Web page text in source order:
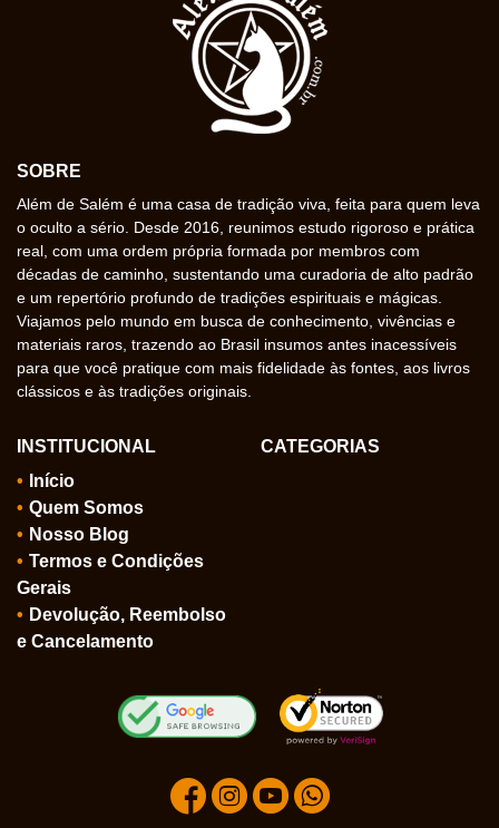
SOBRE
Além de Salém é uma casa de tradição viva, feita para quem leva
o oculto a sério. Desde 2016, reunimos estudo rigoroso e prática
real, com uma ordem própria formada por membros com
décadas de caminho, sustentando uma curadoria de alto padrão
e um repertório profundo de tradições espirituais e mágicas.
Viajamos pelo mundo em busca de conhecimento, vivências e
materiais raros, trazendo ao Brasil insumos antes inacessíveis
para que você pratique com mais fidelidade às fontes, aos livros
clássicos e às tradições originais.
INSTITUCIONAL
Início
Quem Somos
Nosso Blog
Termos e Condições
Gerais
Devolução, Reembolso
e Cancelamento
CATEGORIAS